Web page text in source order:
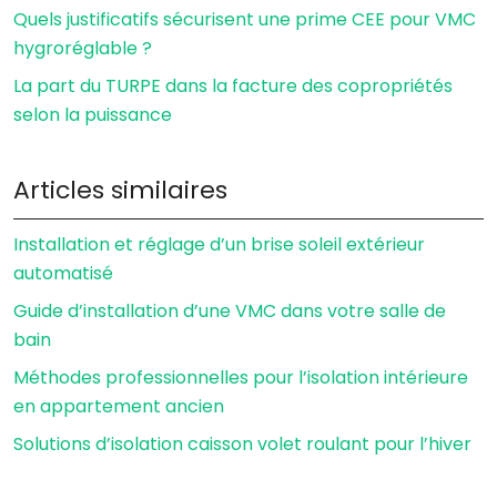
Quels justificatifs sécurisent une prime CEE pour VMC
hygroréglable ?
La part du TURPE dans la facture des copropriétés
selon la puissance
Articles similaires
Installation et réglage d’un brise soleil extérieur
automatisé
Guide d’installation d’une VMC dans votre salle de
bain
Méthodes professionnelles pour l’isolation intérieure
en appartement ancien
Solutions d’isolation caisson volet roulant pour l’hiver